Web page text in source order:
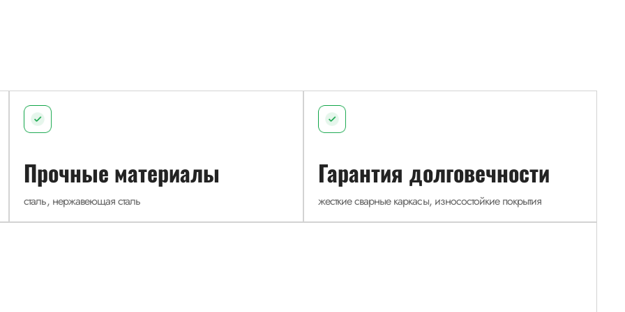
Прочные материалы
сталь, нержавеющая сталь
Гарантия долговечности
жесткие сварные каркасы, износостойкие покрытия